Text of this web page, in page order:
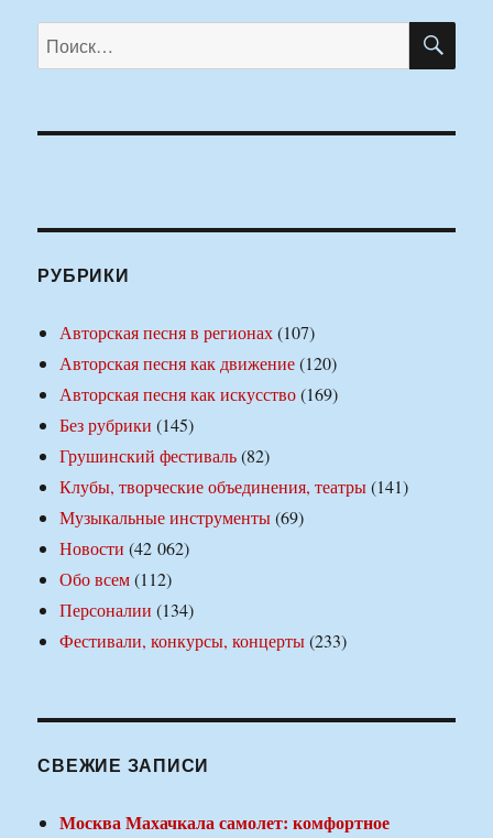
Искать:
РУБРИКИ
Авторская песня в регионах(107)
Авторская песня как движение(120)
Авторская песня как искусство(169)
Без рубрики (145)
Грушинский фестиваль(82)
Клубы, творческие объединения, театры(141)
Музыкальные инструменты(69)
Новости (42 062)
Обо всем(112)
Персоналии (134)
Фестивали, конкурсы, концерты(233)
СВЕЖИЕ ЗАПИСИ
Москва Махачкала самолет: комфортное